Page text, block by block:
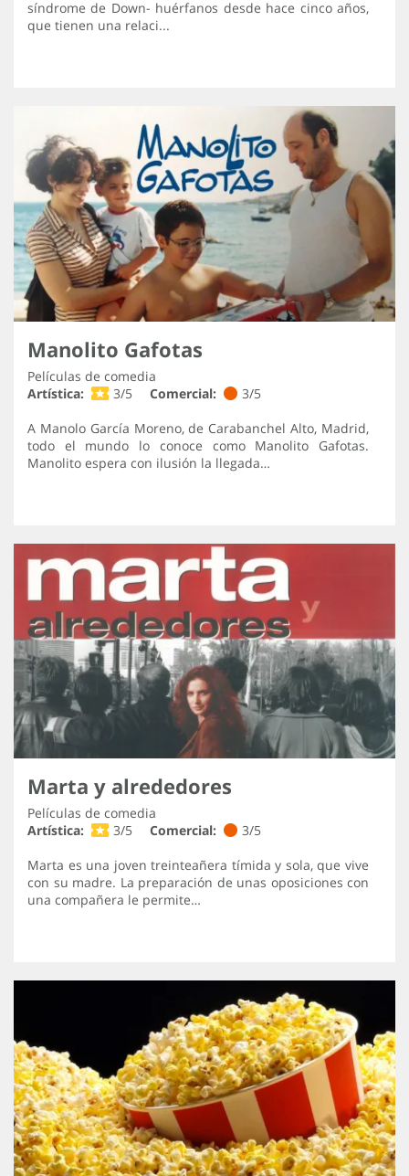
síndrome de Down- huérfanos desde hace cinco años,
que tienen una relaci...
Manolito Gafotas
Películas de comedia
Artística:
3/5 Comercial:
3/5
A Manolo García Moreno, de Carabanchel Alto, Madrid,
todo el mundo lo conoce como Manolito Gafotas.
Manolito espera con ilusión la llegada…
Marta y alrededores
Películas de comedia
Artística:
3/5 Comercial:
3/5
Marta es una joven treinteañera tímida y sola, que vive
con su madre. La preparación de unas oposiciones con
una compañera le permite…